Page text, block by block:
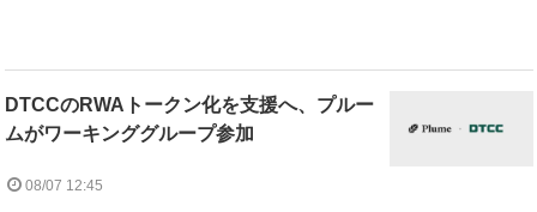
DTCCのRWAトークン化を支援へ、プルー
ムがワーキンググループ参加
08/07 12:45